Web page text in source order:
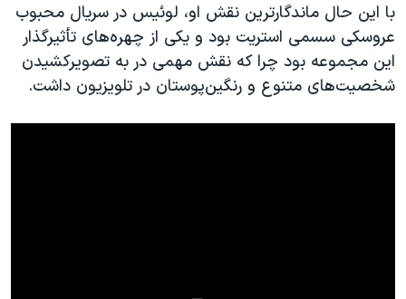
با این حال ماندگارترین نقش او، لوئیس در سریال محبوب
عروسکی سسمی استریت بود و یکی از چهره‌های تأثیرگذار
این مجموعه بود چرا که نقش مهمی در به تصویرکشیدن
شخصیت‌های متنوع و رنگین‌پوستان در تلویزیون داشت.